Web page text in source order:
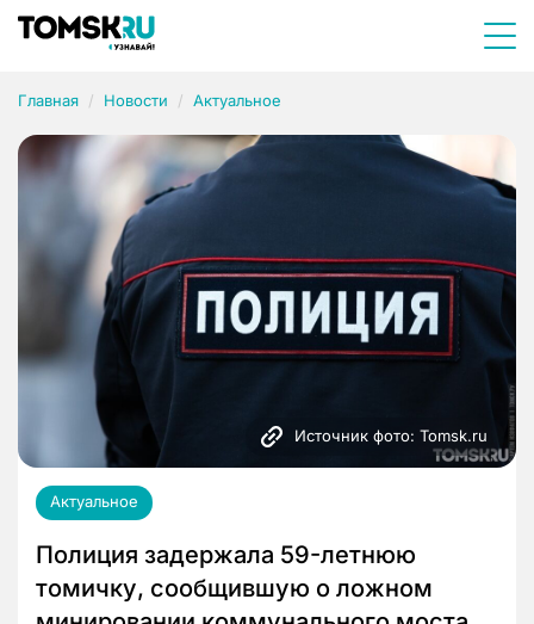
Главная Новости Актуальное
Источник фото: Tomsk.ru
Актуальное
Полиция задержала 59-летнюю
томичку, сообщившую о ложном